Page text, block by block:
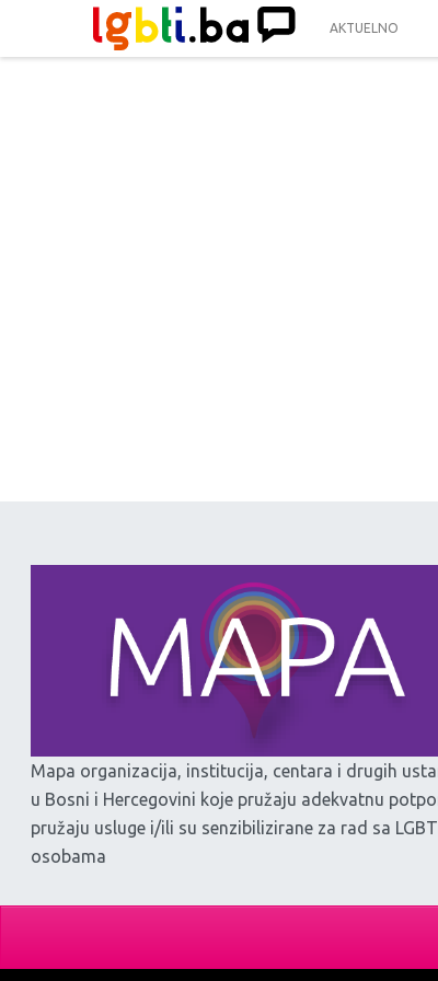
AKTUELNO
Mapa organizacija, institucija, centara i drugih
u Bosni i Hercegovini koje pružaju adekvatnu
pružaju usluge i/ili su senzibilizirane za rad sa
osobama